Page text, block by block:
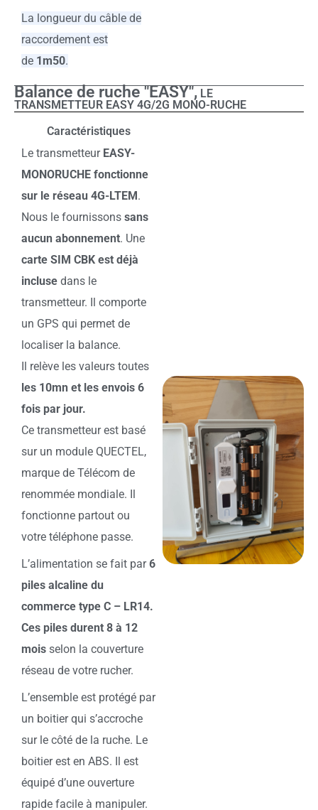
La longueur du câble de
raccordement est
de 1m50.
Balance de ruche "EASY", LE
TRANSMETTEUR EASY 4G/2G MONO-RUCHE
Caractéristiques
Le transmetteur EASY-
MONORUCHE fonctionne
sur le réseau 4G-LTEM.
Nous le fournissons sans
aucun abonnement. Une
carte SIM CBK est déjà
incluse dans le
transmetteur. Il comporte
un GPS qui permet de
localiser la balance.
Il relève les valeurs toutes
les 10mn et les envois 6
fois par jour.
Ce transmetteur est basé
sur un module QUECTEL,
marque de Télécom de
renommée mondiale. Il
fonctionne partout ou
votre téléphone passe.
L’alimentation se fait par6
piles alcaline du
commerce type C – LR14.
Ces piles durent 8 à 12
mois selon la couverture
réseau de votre rucher.
L’ensemble est protégé par
un boitier qui s’accroche
sur le côté de la ruche. Le
boitier est en ABS. Il est
équipé d’une ouverture
rapide facile à manipuler.